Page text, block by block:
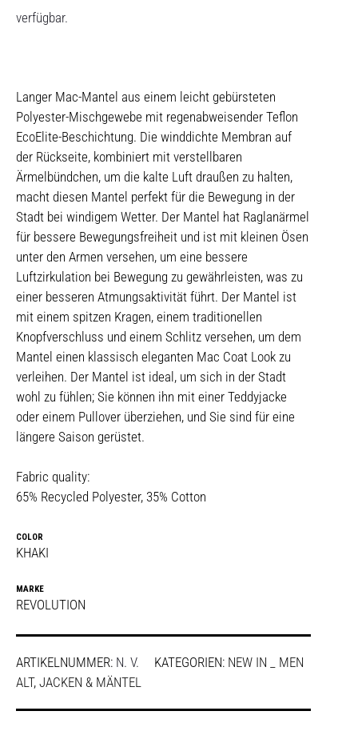
verfügbar.
Langer Mac-Mantel aus einem leicht gebürsteten
Polyester-Mischgewebe mit regenabweisender Teflon
EcoElite-Beschichtung. Die winddichte Membran auf
der Rückseite, kombiniert mit verstellbaren
Ärmelbündchen, um die kalte Luft draußen zu halten,
macht diesen Mantel perfekt für die Bewegung in der
Stadt bei windigem Wetter. Der Mantel hat Raglanärmel
für bessere Bewegungsfreiheit und ist mit kleinen Ösen
unter den Armen versehen, um eine bessere
Luftzirkulation bei Bewegung zu gewährleisten, was zu
einer besseren Atmungsaktivität führt. Der Mantel ist
mit einem spitzen Kragen, einem traditionellen
Knopfverschluss und einem Schlitz versehen, um dem
Mantel einen klassisch eleganten Mac Coat Look zu
verleihen. Der Mantel ist ideal, um sich in der Stadt
wohl zu fühlen; Sie können ihn mit einer Teddyjacke
oder einem Pullover überziehen, und Sie sind für eine
längere Saison gerüstet.
Fabric quality:
65% Recycled Polyester, 35% Cotton
COLOR
KHAKI
MARKE
REVOLUTION
ARTIKELNUMMER: N. V. KATEGORIEN: NEW IN _ MEN
ALT, JACKEN & MÄNTEL